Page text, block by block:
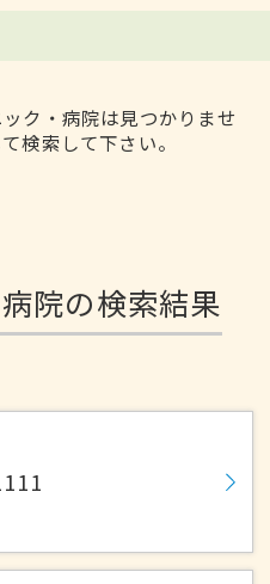
ク・病院は見つかりませ
検索して下さい。
院の検索結果